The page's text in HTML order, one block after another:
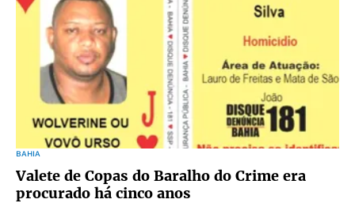
BAHIA
Valete de Copas do Baralho do Crime era
procurado há cinco anos